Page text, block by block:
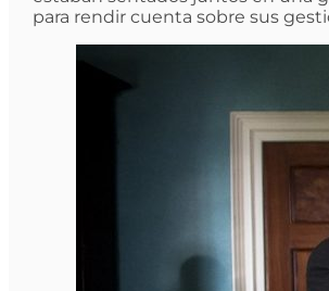
para rendir cuenta sobre sus